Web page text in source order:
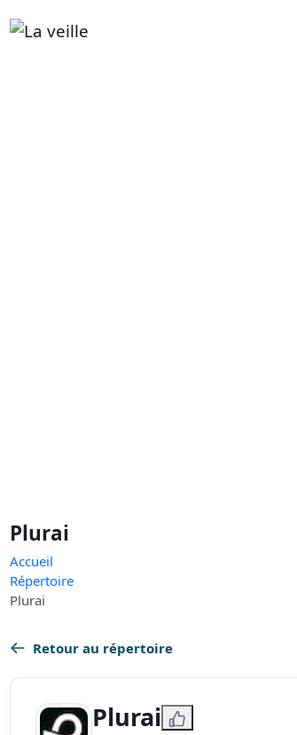
Plurai
Accueil
Répertoire
Plurai
Retour au répertoire
Plurai